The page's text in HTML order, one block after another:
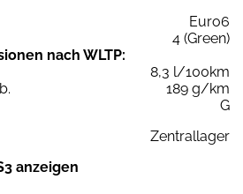
Euro6
4 (Green)
nach WLTP:
8,3 l/100km
189 g/km
G
Zentrallager
anzeigen